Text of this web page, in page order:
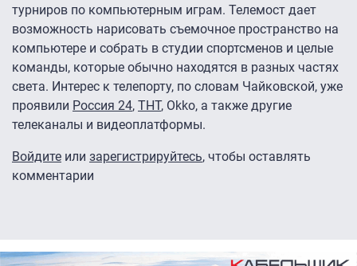
турниров по компьютерным играм. Телемост дает
возможность нарисовать съемочное пространство на
компьютере и собрать в студии спортсменов и целые
команды, которые обычно находятся в разных частях
света. Интерес к телепорту, по словам Чайковской, уже
проявили Россия 24, ТНТ, Оkko, а также другие
телеканалы и видеоплатформы.
Войдите или зарегистрируйтесь, чтобы оставлять
комментарии